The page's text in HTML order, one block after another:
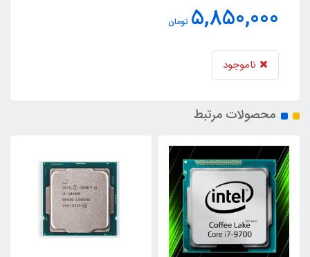
5,850,000 تومان
ناموجود
محصولات مرتبط